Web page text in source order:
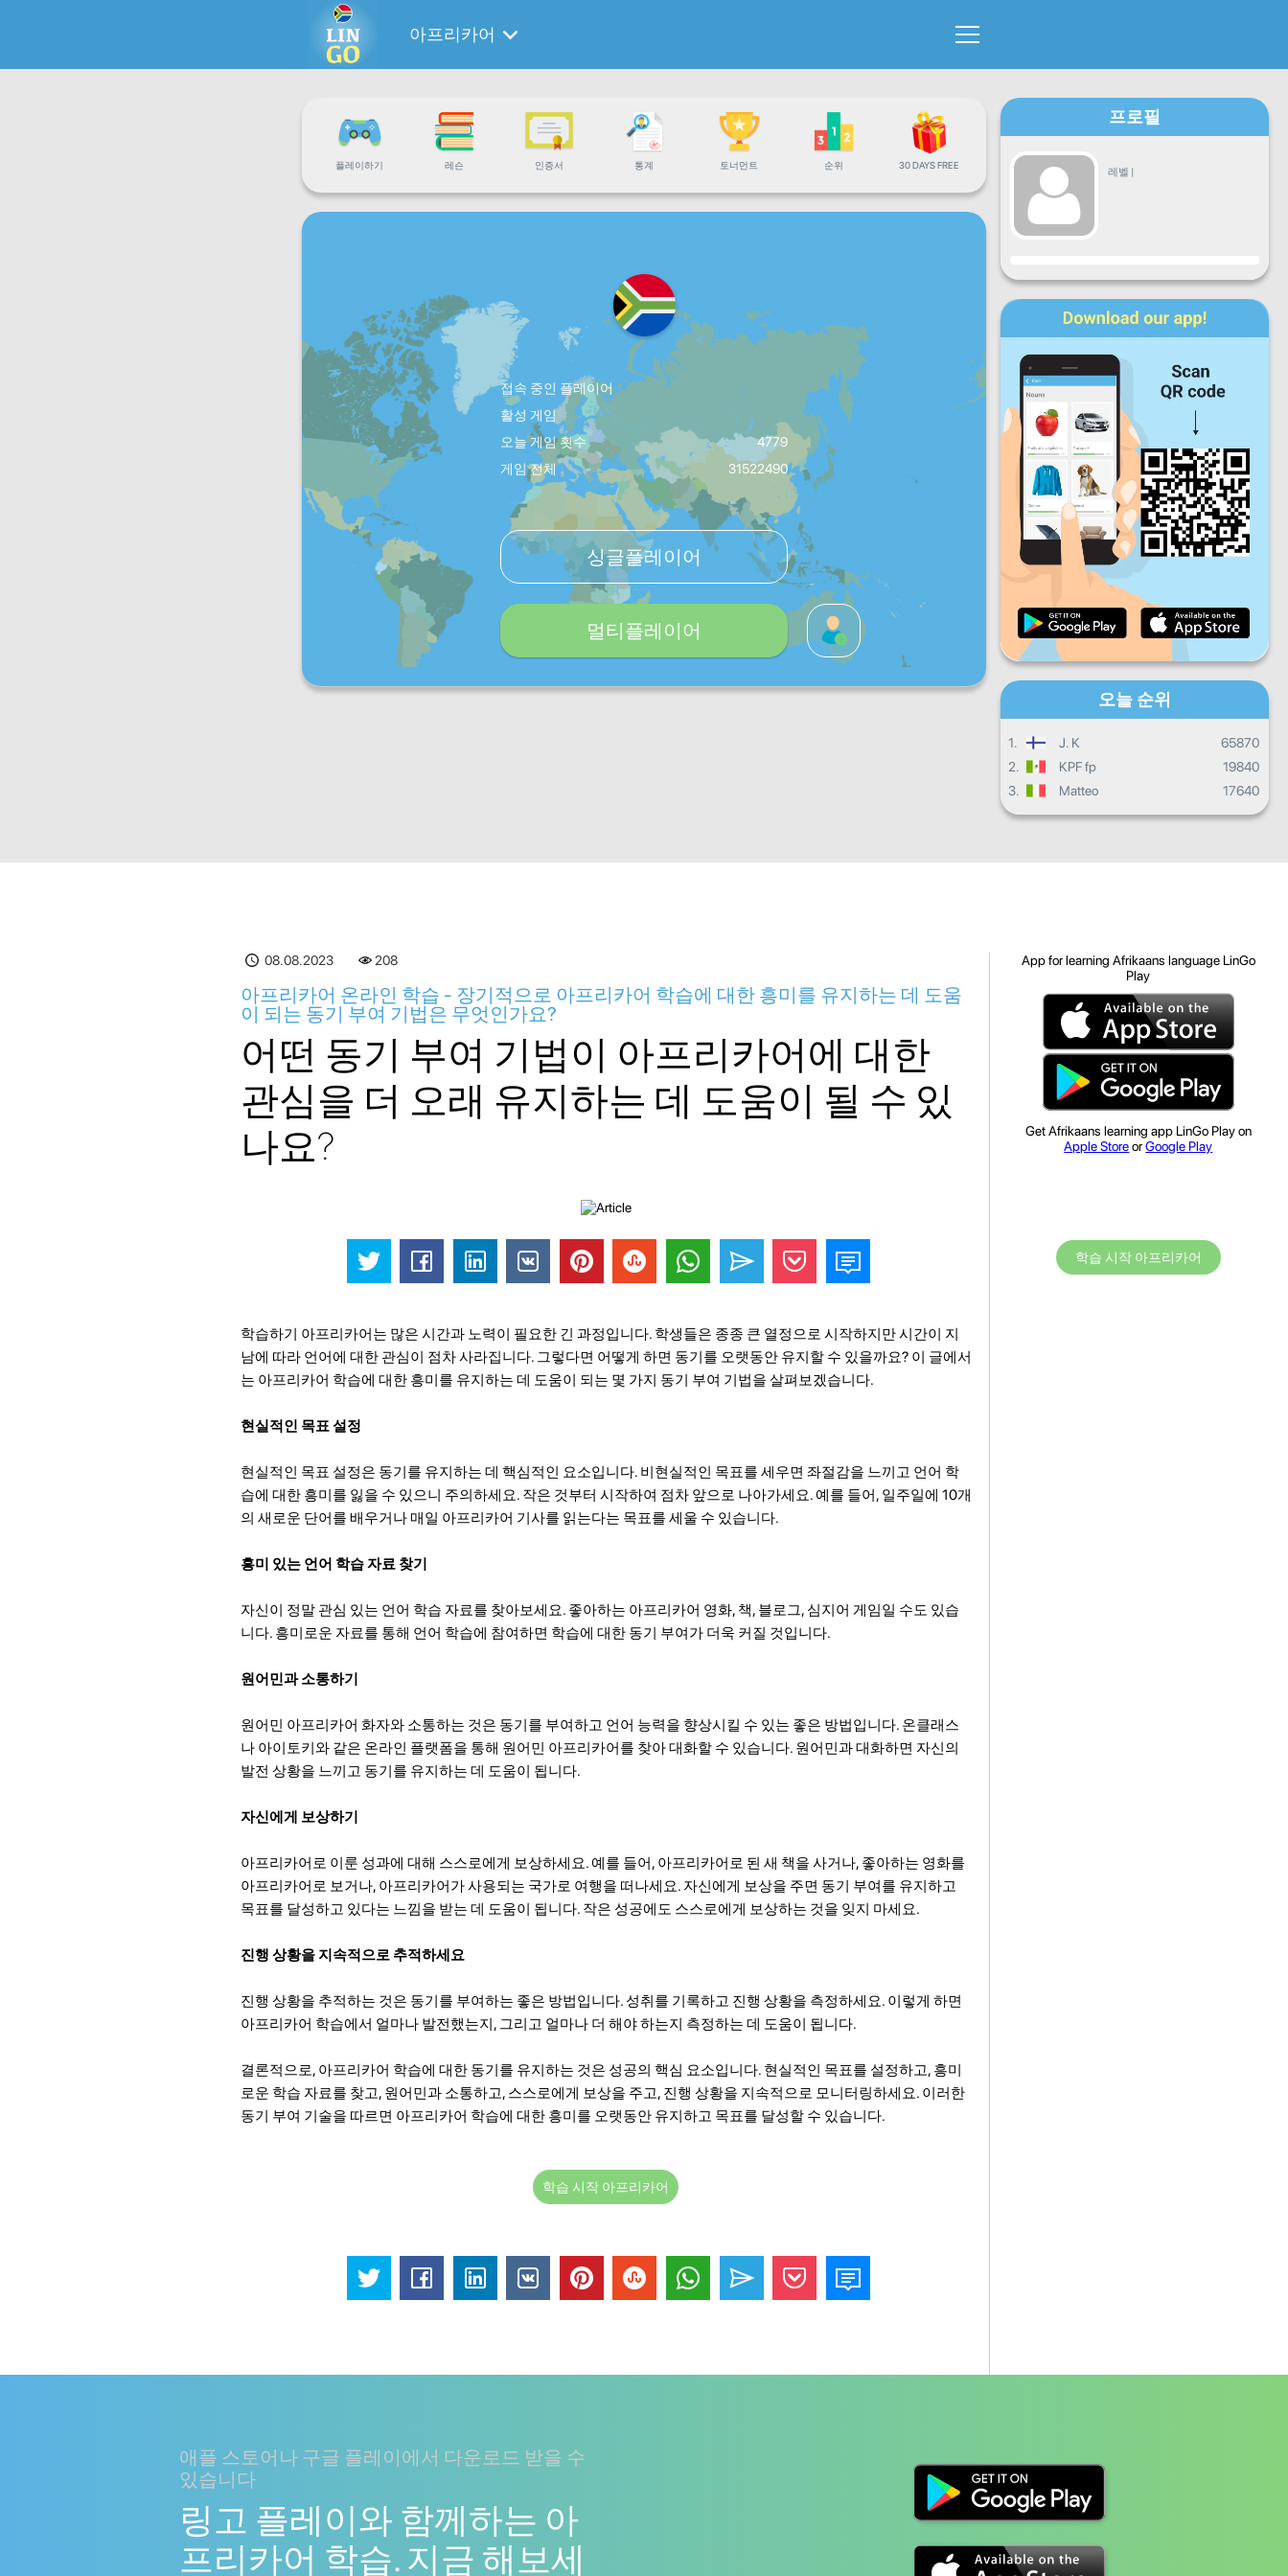
아프리카어
플레이하기 레슨 인증서 통계 토너먼트 순위 30 DAYS FREE
접속 중인 플레이어
활성 게임
오늘 게임 횟수
4779
게임 전체
31522490
싱글플레이어
멀티플레이어
프로필
레벨 |
진행
수 목
토 일
일일 진행상황
월별 진행상황
전체 진행상태
오늘 순위
1. J. K
65870
2.
KPF fp
19840
3.
Matteo 17640
08.08.2023 208
아프리카어 온라인 학습 - 장기적으로 아프리카어 학습에 대한 흥미를 유지하는 데 도움
이 되는 동기 부여 기법은 무엇인가요?
어떤 동기 부여 기법이 아프리카어에 대한
관심을 더 오래 유지하는 데 도움이 될 수 있
나요?
학습하기 아프리카어는 많은 시간과 노력이 필요한 긴 과정입니다. 학생들은 종종 큰 열정으로 시작하지만 시간이 지
남에 따라 언어에 대한 관심이 점차 사라집니다. 그렇다면 어떻게 하면 동기를 오랫동안 유지할 수 있을까요? 이 글에서
는 아프리카어 학습에 대한 흥미를 유지하는 데 도움이 되는 몇 가지 동기 부여 기법을 살펴보겠습니다.
현실적인 목표 설정
현실적인 목표 설정은 동기를 유지하는 데 핵심적인 요소입니다. 비현실적인 목표를 세우면 좌절감을 느끼고 언어 학
습에 대한 흥미를 잃을 수 있으니 주의하세요. 작은 것부터 시작하여 점차 앞으로 나아가세요. 예를 들어, 일주일에 10개
의 새로운 단어를 배우거나 매일 아프리카어 기사를 읽는다는 목표를 세울 수 있습니다.
흥미 있는 언어 학습 자료 찾기
자신이 정말 관심 있는 언어 학습 자료를 찾아보세요. 좋아하는 아프리카어 영화, 책, 블로그, 심지어 게임일 수도 있습
니다. 흥미로운 자료를 통해 언어 학습에 참여하면 학습에 대한 동기 부여가 더욱 커질 것입니다.
원어민과 소통하기
원어민 아프리카어 화자와 소통하는 것은 동기를 부여하고 언어 능력을 향상시킬 수 있는 좋은 방법입니다. 온클래스
나 아이토키와 같은 온라인 플랫폼을 통해 원어민 아프리카어를 찾아 대화할 수 있습니다. 원어민과 대화하면 자신의
발전 상황을 느끼고 동기를 유지하는 데 도움이 됩니다.
자신에게 보상하기
아프리카어로 이룬 성과에 대해 스스로에게 보상하세요. 예를 들어, 아프리카어로 된 새 책을 사거나, 좋아하는 영화를
아프리카어로 보거나, 아프리카어가 사용되는 국가로 여행을 떠나세요. 자신에게 보상을 주면 동기 부여를 유지하고
목표를 달성하고 있다는 느낌을 받는 데 도움이 됩니다. 작은 성공에도 스스로에게 보상하는 것을 잊지 마세요.
진행 상황을 지속적으로 추적하세요
진행 상황을 추적하는 것은 동기를 부여하는 좋은 방법입니다. 성취를 기록하고 진행 상황을 측정하세요. 이렇게 하면
아프리카어 학습에서 얼마나 발전했는지, 그리고 얼마나 더 해야 하는지 측정하는 데 도움이 됩니다.
결론적으로, 아프리카어 학습에 대한 동기를 유지하는 것은 성공의 핵심 요소입니다. 현실적인 목표를 설정하고, 흥미
로운 학습 자료를 찾고, 원어민과 소통하고, 스스로에게 보상을 주고, 진행 상황을 지속적으로 모니터링하세요. 이러한
동기 부여 기술을 따르면 아프리카어 학습에 대한 흥미를 오랫동안 유지하고 목표를 달성할 수 있습니다.
학습 시작 아프리카어
App for learning Afrikaans language LinGo
Play
Get Afrikaans learning app LinGo Play on
Apple StoreorGoogle Play
학습 시작 아프리카어
애플 스토어나 구글 플레이에서 다운로드 받을 수
있습니다
링고 플레이와 함께하는 아
프리카어 학습. 지금 해보세